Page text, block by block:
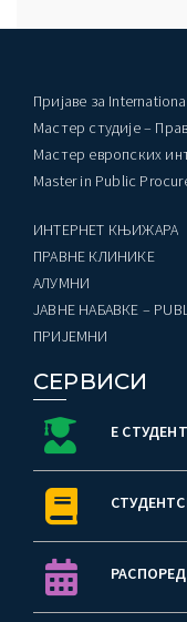
Пријаве за
Мастер студије –
Мастер европских
Master in Public
ИНТЕРНЕТ КЊИЖАРА
ПРАВНЕ КЛИНИКЕ
AЛУМНИ
ЈАВНЕ НАБАВКЕ –
ПРИЈЕМНИ
СЕРВИСИ
Е СТУДЕНТ